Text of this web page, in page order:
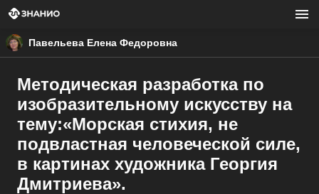
Павельева Елена Федоровна
Методическая разработка по
изобразительному искусству на
тему:«Морская стихия, не
подвластная человеческой силе,
в картинах художника Георгия
Дмитриева».